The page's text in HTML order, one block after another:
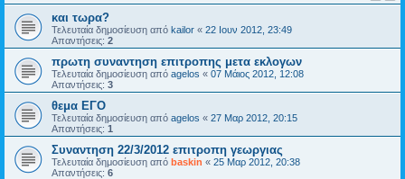
και τωρα?
Τελευταία δημοσίευση από kailor « 22 Ιουν 2012, 23:49
Απαντήσεις: 2
πρωτη συναντηση επιτροπης μετα εκλογων
Τελευταία δημοσίευση από agelos « 07 Μάιος 2012, 12:08
Απαντήσεις: 3
θεμα ΕΓΟ
Τελευταία δημοσίευση από agelos « 27 Μαρ 2012, 20:15
Απαντήσεις: 1
Συναντηση 22/3/2012 επιτροπη γεωργιας
Τελευταία δημοσίευση από baskin « 25 Μαρ 2012, 20:38
Απαντήσεις: 6